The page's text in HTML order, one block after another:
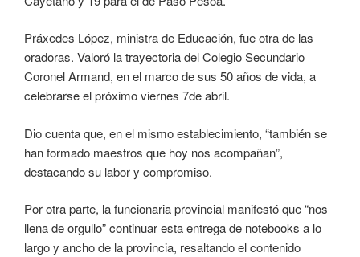
Práxedes López, ministra de Educación, fue otra de las
oradoras. Valoró la trayectoria del Colegio Secundario
Coronel Armand, en el marco de sus 50 años de vida, a
celebrarse el próximo viernes 7de abril.
Dio cuenta que, en el mismo establecimiento, “también se
han formado maestros que hoy nos acompañan”,
destacando su labor y compromiso.
Por otra parte, la funcionaria provincial manifestó que “nos
llena de orgullo” continuar esta entrega de notebooks a lo
largo y ancho de la provincia, resaltando el contenido